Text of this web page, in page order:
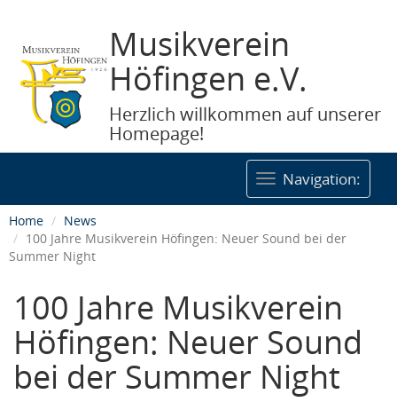
Musikverein
Höfingen e.V.
Herzlich willkommen auf unserer
Homepage!
Navigation:
Home
News
100 Jahre Musikverein Höfingen: Neuer Sound bei der
Summer Night
100 Jahre Musikverein
Höfingen: Neuer Sound
bei der Summer Night